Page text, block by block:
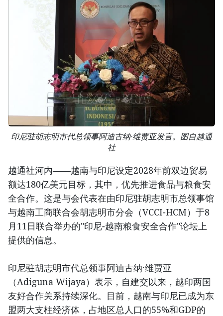
印尼驻胡志明市代总领事阿迪古纳·维贾亚发言。图自越通
社
越通社河内——越南与印尼设定2028年前双边贸易
额达180亿美元目标，其中，优先推进食品与粮食安
全合作。这是与会代表在由印尼驻胡志明市总领事馆
与越南工商联合会胡志明市分会（VCCI-HCM）于8
月11日联合举办的"印尼-越南粮食安全合作"论坛上
提供的信息。
印尼驻胡志明市代总领事阿迪古纳·维贾亚
（Adiguna Wijaya）表示，自建交以来，越印两国
友好合作关系持续深化。目前，越南与印尼已成为东
盟两大支柱经济体，占地区总人口的55%和GDP的